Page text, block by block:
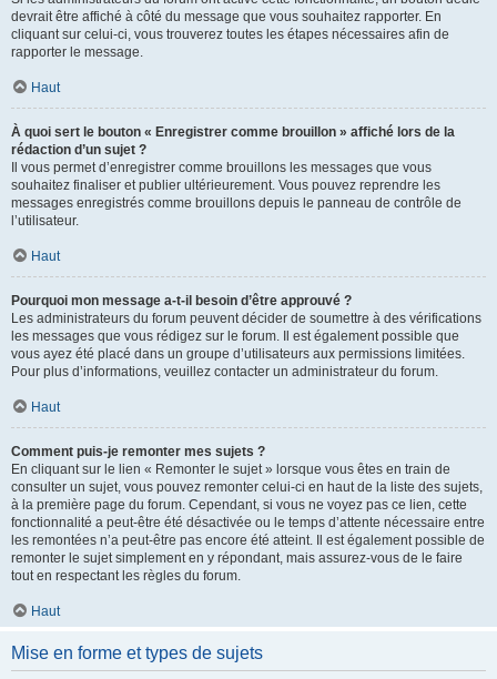
devrait être affiché à côté du message que vous souhaitez rapporter. En
cliquant sur celui-ci, vous trouverez toutes les étapes nécessaires afin de
rapporter le message.
Haut
À quoi sert le bouton « Enregistrer comme brouillon » affiché lors de la
rédaction d’un sujet ?
Il vous permet d’enregistrer comme brouillons les messages que vous
souhaitez finaliser et publier ultérieurement. Vous pouvez reprendre les
messages enregistrés comme brouillons depuis le panneau de contrôle de
l’utilisateur.
Haut
Pourquoi mon message a-t-il besoin d’être approuvé ?
Les administrateurs du forum peuvent décider de soumettre à des vérifications
les messages que vous rédigez sur le forum. Il est également possible que
vous ayez été placé dans un groupe d’utilisateurs aux permissions limitées.
Pour plus d’informations, veuillez contacter un administrateur du forum.
Haut
Comment puis-je remonter mes sujets ?
En cliquant sur le lien « Remonter le sujet » lorsque vous êtes en train de
consulter un sujet, vous pouvez remonter celui-ci en haut de la liste des sujets,
à la première page du forum. Cependant, si vous ne voyez pas ce lien, cette
fonctionnalité a peut-être été désactivée ou le temps d’attente nécessaire entre
les remontées n’a peut-être pas encore été atteint. Il est également possible de
remonter le sujet simplement en y répondant, mais assurez-vous de le faire
tout en respectant les règles du forum.
Haut
Mise en forme et types de sujets